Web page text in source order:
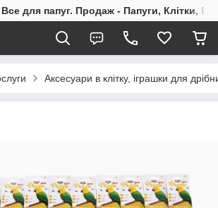
для папуг. Продаж - Папуги, Клітки,
Аксесуари в клітку, іграшки для